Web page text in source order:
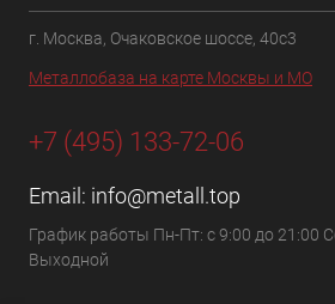
г. Москва, Очаковское шоссе, 40с3
Металлобаза на карте Москвы и МО
+7 (495) 133-72-06
Email: info@metall.top
График работы Пн-Пт: с 9:00 до 21:00
Выходной